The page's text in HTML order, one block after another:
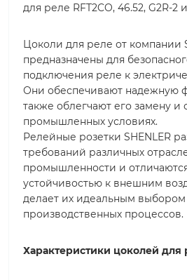
для реле RFT2CO, 46.52, G2R-2
Цоколи для реле от компании
предназначены для
подключения реле к
Они обеспечивают надежную
также облегчают его замену и
промышленных условиях.
Релейные розетки SHENLER
требований различных
промышленности и
устойчивостью к внешним
делает их идеальным
производственных процессов.
Характеристики цоколей для